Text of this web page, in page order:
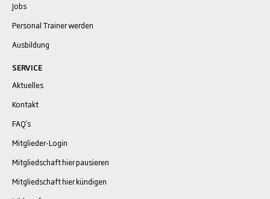
Jobs
Personal Trainer werden
Ausbildung
SERVICE
Aktuelles
Kontakt
FAQ's
Mitglieder-Login
Mitgliedschaft hier pausieren
Mitgliedschaft hier kündigen